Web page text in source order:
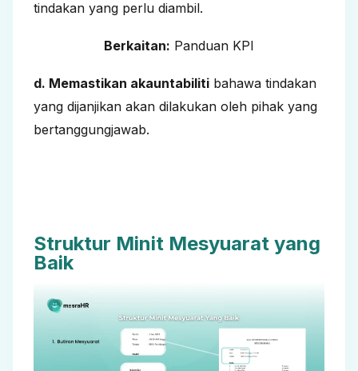
tindakan yang perlu diambil.
Berkaitan: Panduan KPI
d. Memastikan akauntabiliti bahawa tindakan
yang dijanjikan akan dilakukan oleh pihak yang
bertanggungjawab.
Struktur Minit Mesyuarat yang
Baik